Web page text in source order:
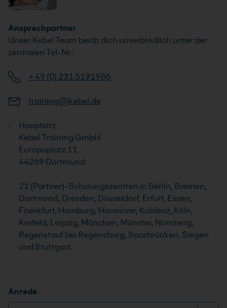
Ansprechpartner
Unser Kebel Team berät dich unverbindlich unter der
zentralen Tel-Nr.:
+ 49 (0) 231 5191986
training@kebel.de
Hauptsitz
Kebel Training GmbH
Europaplatz 11
44269 Dortmund
21 (Partner)-Schulungszentren in Berlin, Bremen,
Dortmund, Dresden, Düsseldorf, Erfurt, Essen,
Frankfurt, Hamburg, Hannover, Koblenz, Köln,
Krefeld, Leipzig, München, Münster, Nürnberg,
Regenstauf bei Regensburg, Saarbrücken, Siegen
und Stuttgart.
Anrede